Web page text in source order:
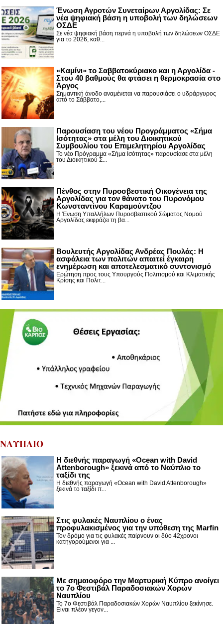
Ένωση Αγροτών Συνεταίρων Αργολίδας: Σε
νέα ψηφιακή βάση η υποβολή των δηλώσεων
ΟΣΔΕ
Σε νέα ψηφιακή βάση περνά η υποβολή των δηλώσεων ΟΣΔΕ
για το 2026, καθ...
«Καμίνι» το Σαββατοκύριακο και η Αργολίδα -
Στου 40 βαθμούς θα φτάσει η θερμοκρασία στο
Άργος
Σημαντική άνοδο αναμένεται να παρουσιάσει ο υδράργυρος
από το Σάββατο,...
Παρουσίαση του νέου Προγράμματος «Σήμα
Ισότητας» στα μέλη του Διοικητικού
Συμβουλίου του Επιμελητηρίου Αργολίδας
Το νέο Πρόγραμμα «Σήμα Ισότητας» παρουσίασε στα μέλη
του Διοικητικού Σ...
Πένθος στην Πυροσβεστική Οικογένεια της
Αργολίδας για τον θάνατο του Πυρονόμου
Κωνσταντίνου Καραμούντζου
Η Ένωση Υπαλλήλων Πυροσβεστικού Σώματος Νομού
Αργολίδας εκφράζει τη βα...
Βουλευτής Αργολίδας Ανδρέας Πουλάς: Η
ασφάλεια των πολιτών απαιτεί έγκαιρη
ενημέρωση και αποτελεσματικό συντονισμό
Ερώτηση προς τους Υπουργούς Πολιτισμού και Κλιματικής
Κρίσης και Πολιτ...
ΝΑΥΠΛΙΟ
Η διεθνής παραγωγή «Ocean with David
Attenborough» ξεκινά από το Ναύπλιο το
ταξίδι της
Η διεθνής παραγωγή «Ocean with David Attenborough»
ξεκινά το ταξίδι π...
Στις φυλακές Ναυπλίου ο ένας
προφυλακισμένος για την υπόθεση της Marfin
Τον δρόμο για τις φυλακές παίρνουν οι δύο 42χρονοι
κατηγορούμενοι για ...
Με σημαιοφόρο την Μαρτυρική Κύπρο ανοίγει
το 7ο Φεστιβάλ Παραδοσιακών Χορών
Ναυπλίου
Το 7ο Φεστιβάλ Παραδοσιακών Χορών Ναυπλίου ξεκίνησε.
Είναι πλέον γεγον...